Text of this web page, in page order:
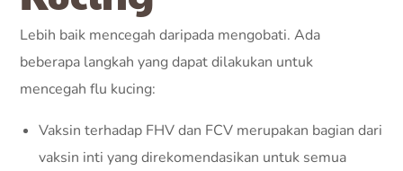
Lebih baik mencegah daripada mengobati. Ada
beberapa langkah yang dapat dilakukan untuk
mencegah flu kucing:
Vaksin terhadap FHV dan FCV merupakan bagian dari
vaksin inti yang direkomendasikan untuk semua